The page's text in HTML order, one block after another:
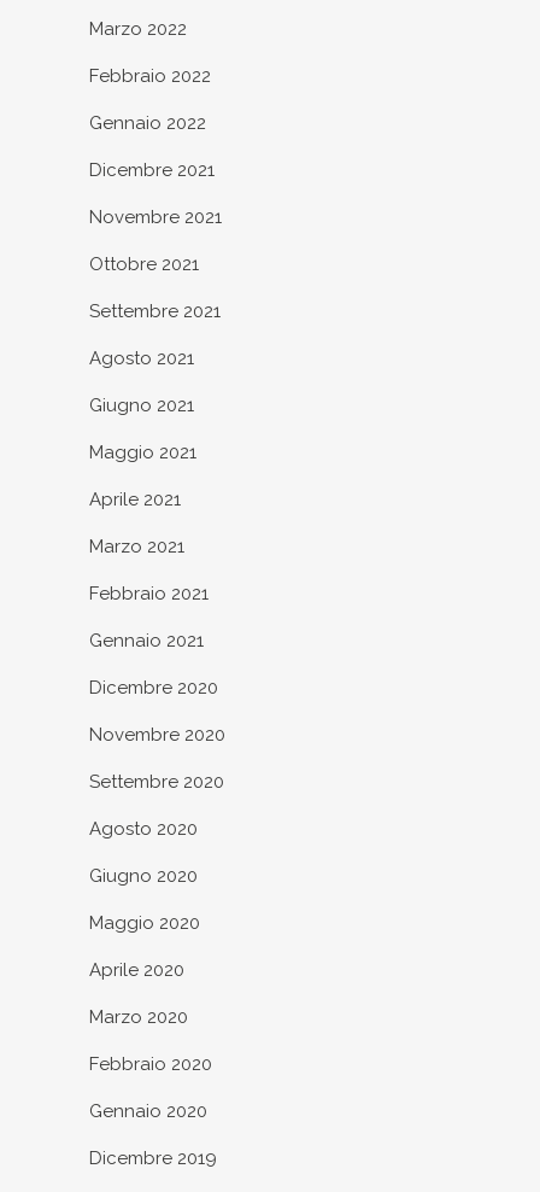
Marzo 2022
Febbraio 2022
Gennaio 2022
Dicembre 2021
Novembre 2021
Ottobre 2021
Settembre 2021
Agosto 2021
Giugno 2021
Maggio 2021
Aprile 2021
Marzo 2021
Febbraio 2021
Gennaio 2021
Dicembre 2020
Novembre 2020
Settembre 2020
Agosto 2020
Giugno 2020
Maggio 2020
Aprile 2020
Marzo 2020
Febbraio 2020
Gennaio 2020
Dicembre 2019